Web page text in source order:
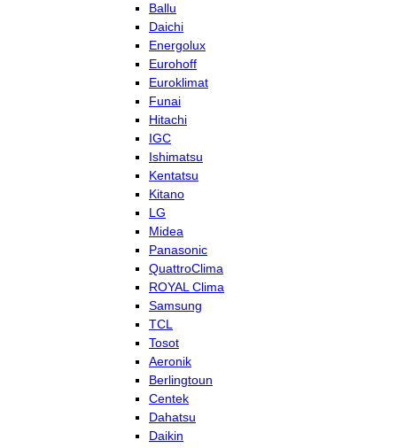
Ballu
Daichi
Energolux
Eurohoff
Euroklimat
Funai
Hitachi
IGC
Ishimatsu
Kentatsu
Kitano
LG
Midea
Panasonic
QuattroClima
ROYAL Clima
Samsung
TCL
Tosot
Aeronik
Berlingtoun
Centek
Dahatsu
Daikin